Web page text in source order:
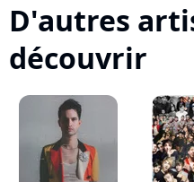
D'autres
découvrir